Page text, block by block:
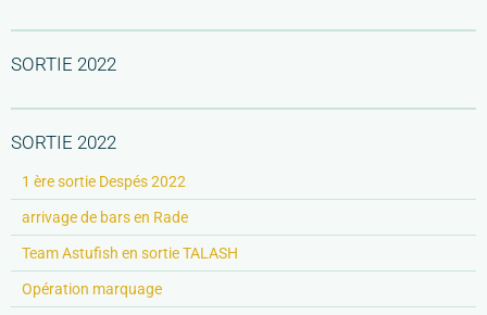
SORTIE 2022
SORTIE 2022
1 ère sortie Despés 2022
arrivage de bars en Rade
Team Astufish en sortie TALASH
Opération marquage